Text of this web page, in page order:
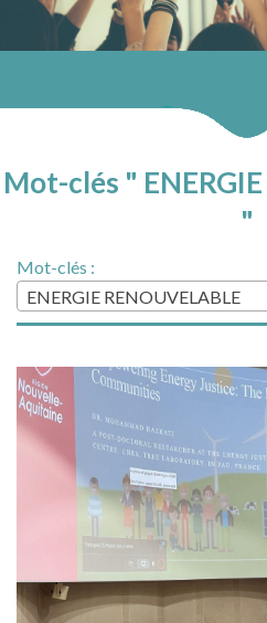
Mot-clés "
"
Mot-clés :
ENERGIE RENOUVELABLE